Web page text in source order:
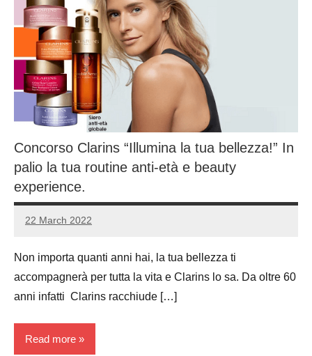
Concorso Clarins “Illumina la tua bellezza!” In
palio la tua routine anti-età e beauty
experience.
22 March 2022
Luca
No
Non importa quanti anni hai, la tua bellezza ti
accompagnerà per tutta la vita e Clarins lo sa. Da oltre 60
anni infatti Clarins racchiude […]
Read more